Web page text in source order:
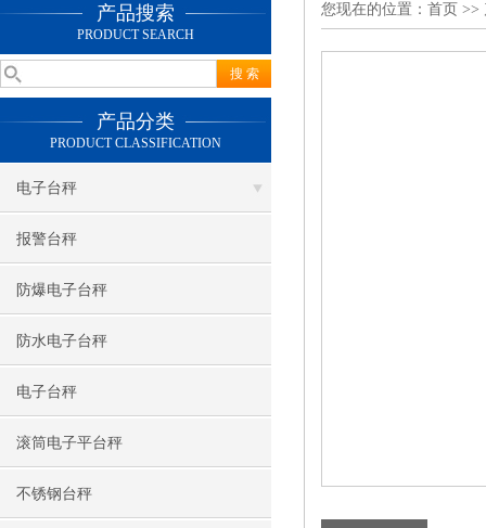
产品搜索
PRODUCT SEARCH
产品分类
PRODUCT CLASSIFICATION
电子台秤
报警台秤
防爆电子台秤
防水电子台秤
电子台秤
滚筒电子平台秤
不锈钢台秤
您现在的位置： 首页 >>